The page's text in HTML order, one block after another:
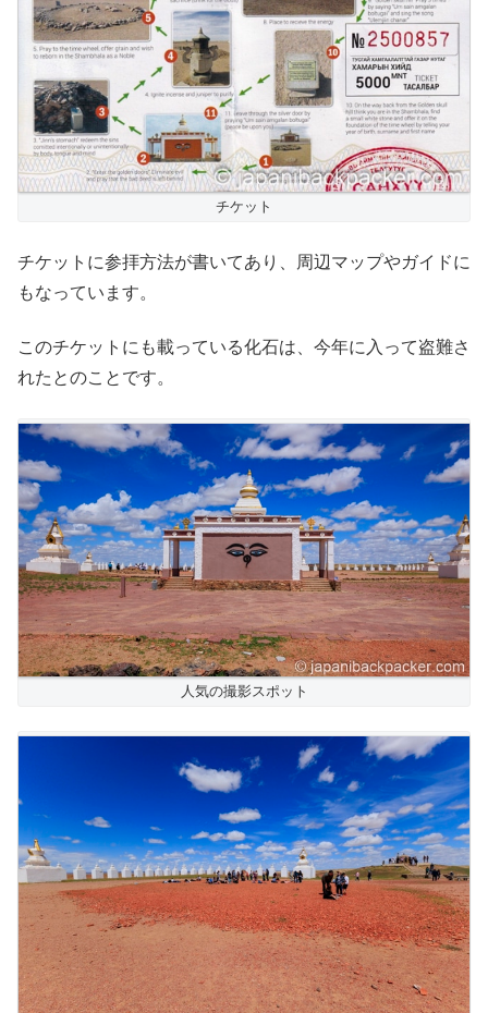
チケット
チケットに参拝方法が書いてあり、周辺マップやガイドに
もなっています。
このチケットにも載っている化石は、今年に入って盗難さ
れたとのことです。
人気の撮影スポット